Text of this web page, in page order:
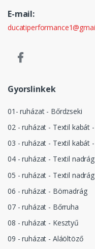
E-mail:
Gyorslinkek
01- ruházat - Bőrdzseki
02 - ruházat - Textil kabát
03 - ruházat - Textil kabát
04 - ruházat - Textil
05 - ruházat - Textil
06 - ruházat - Börnadrág
07 - ruházat - Bőrruha
08 - ruházat - Kesztyű
09 - ruházat - Aláöltöző